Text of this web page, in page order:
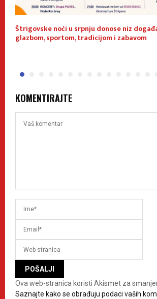
Štrigovske noći u srpnju donose niz
glazbom, sportom, tradicijom i zabavom
KOMENTIRAJTE
Ova web-stranica koristi Akismet za
Saznajte kako se obrađuju podaci vaših